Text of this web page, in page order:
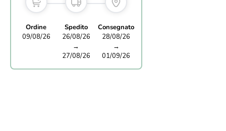
Ordine
09/08/26
Spedito
26/08/26
→
27/08/26
Consegnato
28/08/26
→
01/09/26